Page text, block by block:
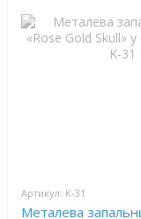
Артикул: K-31
Металева